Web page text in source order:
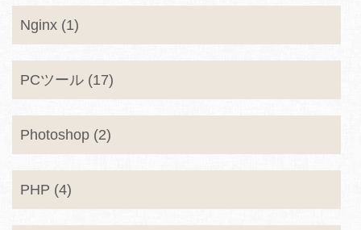
Nginx (1)
PCツール (17)
Photoshop (2)
PHP (4)